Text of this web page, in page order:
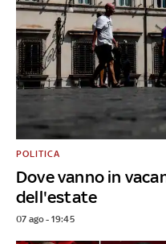
Dove vanno in
dell'estate
POLITICA
07 ago - 19:45